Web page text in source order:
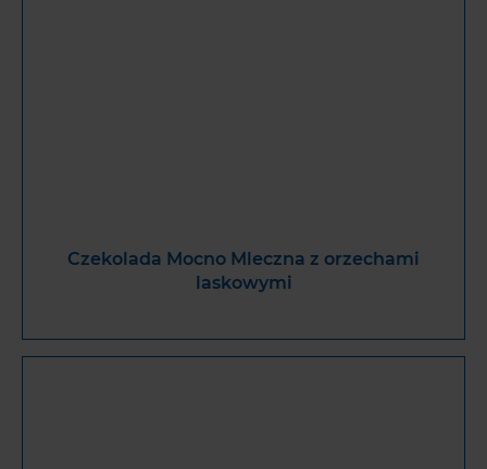
Czekolada Mocno Mleczna z orzechami
laskowymi